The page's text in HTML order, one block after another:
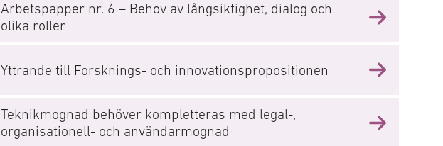
Arbetspapper nr. 6 – Behov av långsiktighet, dialog och
olika roller
Yttrande till Forsknings- och innovationspropositionen
Teknikmognad behöver kompletteras med legal-,
organisationell- och användarmognad